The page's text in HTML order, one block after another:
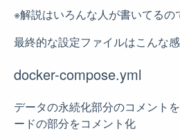
※解説はいろんな人が書いてるの
最終的な設定ファイルはこんな感
docker-compose.yml
データの永続化部分のコメント
ードの部分をコメント化